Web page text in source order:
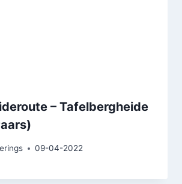
– Tafelbergheide
09-04-2022